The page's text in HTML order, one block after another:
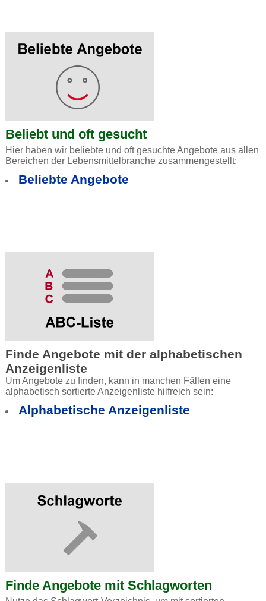
Beliebt und oft gesucht
Hier haben wir beliebte und oft gesuchte Angebote aus allen
Bereichen der Lebensmittelbranche zusammengestellt:
Beliebte Angebote
Finde Angebote mit der alphabetischen
Anzeigenliste
Um Angebote zu finden, kann in manchen Fällen eine
alphabetisch sortierte Anzeigenliste hilfreich sein:
Alphabetische Anzeigenliste
Finde Angebote mit Schlagworten